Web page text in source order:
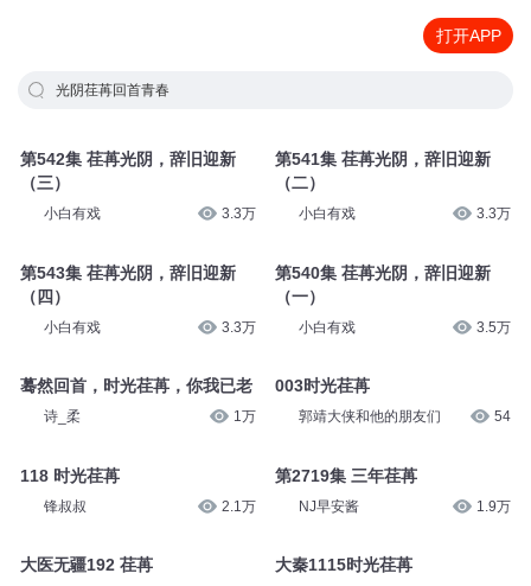
打开APP
光阴荏苒回首青春
第542集 荏苒光阴，辞旧迎新
（三）
小白有戏 3.3万
第543集 荏苒光阴，辞旧迎新
（四）
小白有戏 3.3万
蓦然回首，时光荏苒，你我已老
诗_柔 1万
118 时光荏苒
锋叔叔 2.1万
大医无疆192 荏苒
第541集 荏苒光阴，辞旧迎新
（二）
小白有戏 3.3万
第540集 荏苒光阴，辞旧迎新
（一）
小白有戏 3.5万
003时光荏苒
郭靖大侠和他的朋友们 54
第2719集 三年荏苒
NJ早安酱 1.9万
大秦1115时光荏苒